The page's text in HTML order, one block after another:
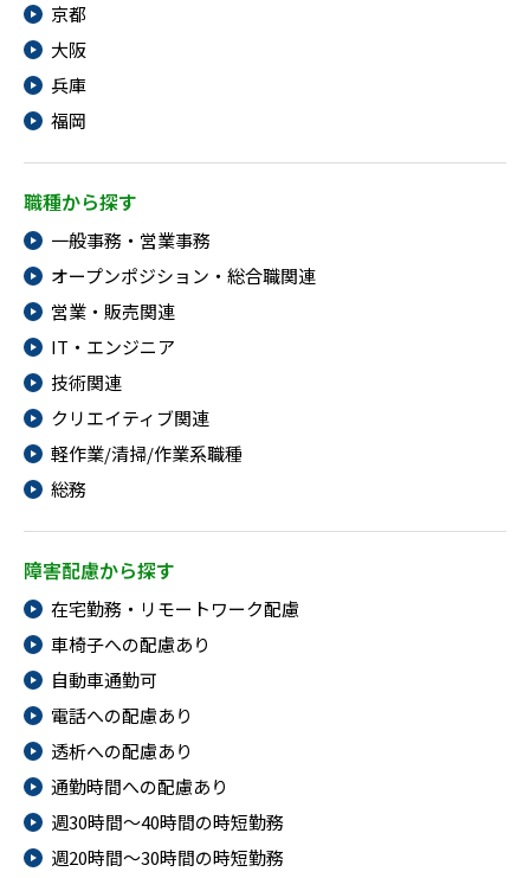
京都
大阪
兵庫
福岡
職種から探す
一般事務・営業事務
オープンポジション・総合職関連
営業・販売関連
IT・エンジニア
技術関連
クリエイティブ関連
軽作業/清掃/作業系職種
総務
障害配慮から探す
在宅勤務・リモートワーク配慮
車椅子への配慮あり
自動車通勤可
電話への配慮あり
透析への配慮あり
通勤時間への配慮あり
週30時間～40時間の時短勤務
週20時間～30時間の時短勤務